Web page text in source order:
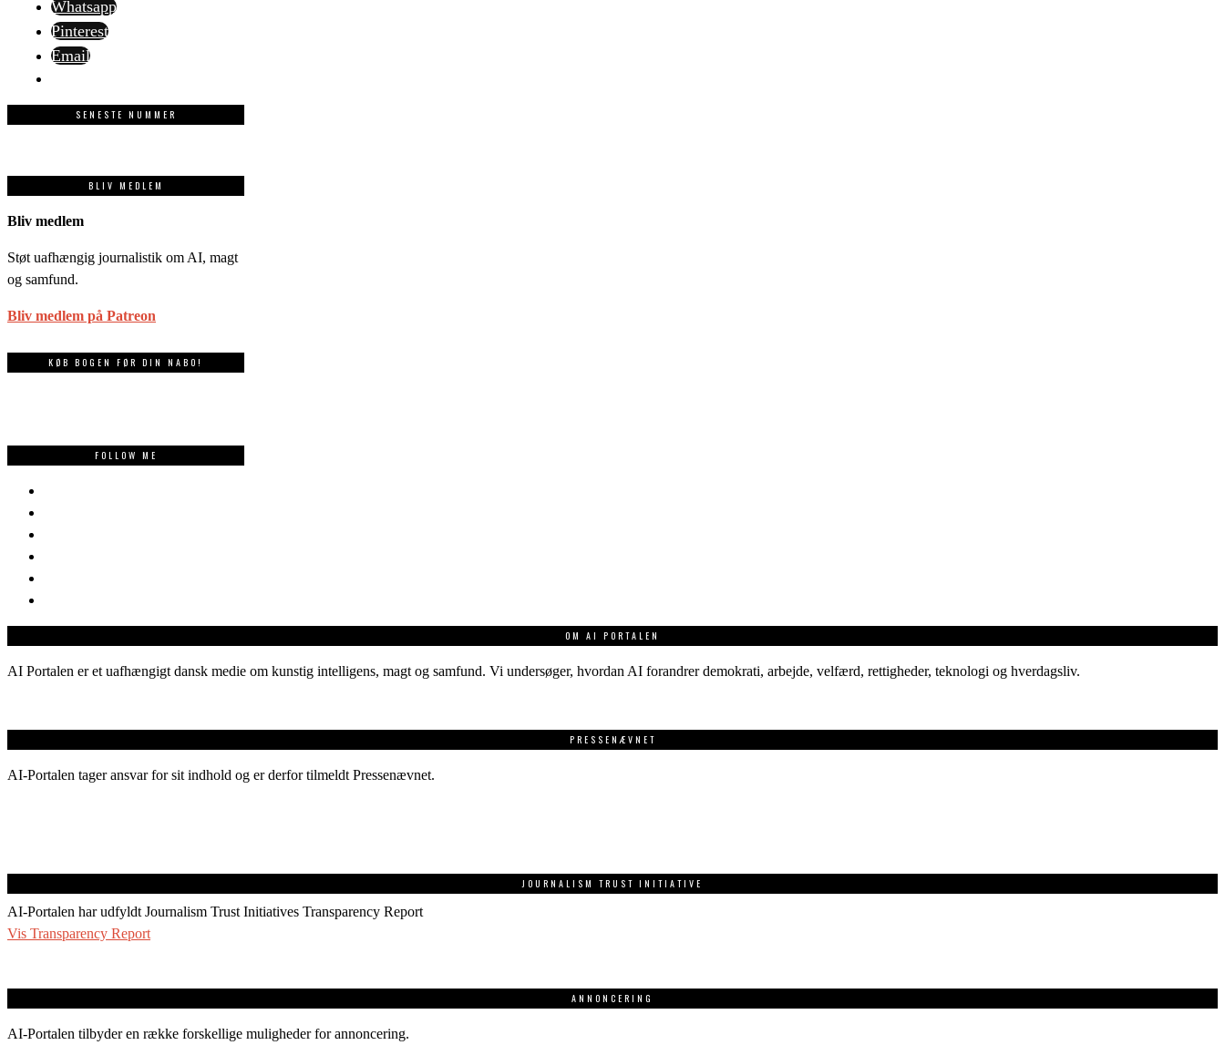
Whatsapp
Pinterest
Email
SENESTE NUMMER
BLIV MEDLEM
Bliv medlem
Støt uafhængig journalistik om AI, magt
og samfund.
Bliv medlem på Patreon
KØB BOGEN FØR DIN NABO!
FOLLOW ME
OM AI PORTALEN
AI Portalen er et uafhængigt dansk medie om kunstig intelligens, magt og samfund. Vi undersøger, hvordan AI forandrer demokrati, arbejde, velfærd, rettigheder, teknologi og hverdagsliv.
PRESSENÆVNET
AI-Portalen tager ansvar for sit indhold og er derfor tilmeldt Pressenævnet.
JOURNALISM TRUST INITIATIVE
AI-Portalen har udfyldt Journalism Trust Initiatives Transparency Report
Vis Transparency Report
ANNONCERING
AI-Portalen tilbyder en række forskellige muligheder for annoncering.